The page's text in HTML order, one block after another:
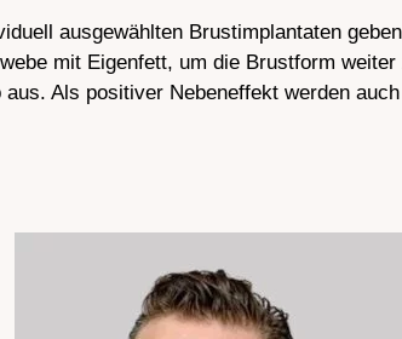
ausgewählten Brustimplantaten
mit Eigenfett, um die Brustform
aus. Als positiver Nebeneffekt werden